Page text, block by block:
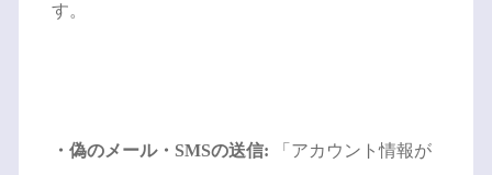
す。
・偽のメール・SMSの送信: 「アカウント情報が